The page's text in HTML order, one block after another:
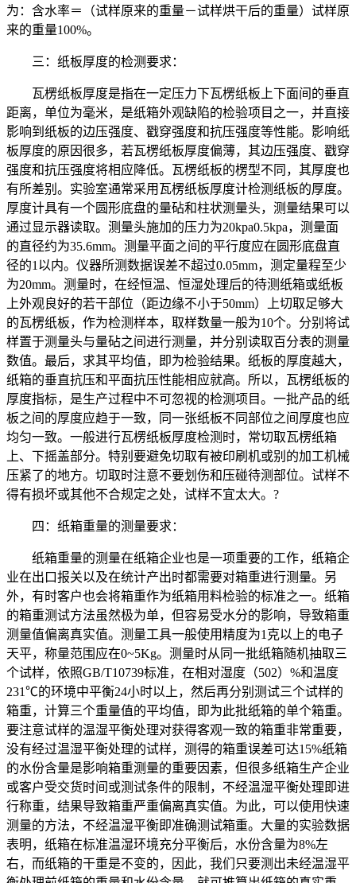
为：含水率＝（试样原来的重量－试样烘干后的重量）试样原
来的重量100%。
三：纸板厚度的检测要求：
瓦楞纸板厚度是指在一定压力下瓦楞纸板上下面间的垂直
距离，单位为毫米，是纸箱外观缺陷的检验项目之一，并直接
影响到纸板的边压强度、戳穿强度和抗压强度等性能。影响纸
板厚度的原因很多，若瓦楞纸板厚度偏薄，其边压强度、戳穿
强度和抗压强度将相应降低。瓦楞纸板的楞型不同，其厚度也
有所差别。实验室通常采用瓦楞纸板厚度计检测纸板的厚度。
厚度计具有一个圆形底盘的量砧和柱状测量头，测量结果可以
通过显示器读取。测量头施加的压力为20kpa0.5kpa，测量面
的直径约为35.6mm。测量平面之间的平行度应在圆形底盘直
径的1以内。仪器所测数据误差不超过0.05mm，测定量程至少
为20mm。测量时，在经恒温、恒湿处理后的待测纸箱或纸板
上外观良好的若干部位（距边缘不小于50mm）上切取足够大
的瓦楞纸板，作为检测样本，取样数量一般为10个。分别将试
样置于测量头与量砧之间进行测量，并分别读取百分表的测量
数值。最后，求其平均值，即为检验结果。纸板的厚度越大，
纸箱的垂直抗压和平面抗压性能相应就高。所以，瓦楞纸板的
厚度指标，是生产过程中不可忽视的检测项目。一批产品的纸
板之间的厚度应趋于一致，同一张纸板不同部位之间厚度也应
均匀一致。一般进行瓦楞纸板厚度检测时，常切取瓦楞纸箱
上、下摇盖部分。特别要避免切取有被印刷机或别的加工机械
压紧了的地方。切取时注意不要划伤和压碰待测部位。试样不
得有损坏或其他不合规定之处，试样不宜太大。?
四：纸箱重量的测量要求：
纸箱重量的测量在纸箱企业也是一项重要的工作，纸箱企
业在出口报关以及在统计产出时都需要对箱重进行测量。另
外，有时客户也会将箱重作为纸箱用料检验的标准之一。纸箱
的箱重测试方法虽然极为单，但容易受水分的影响，导致箱重
测量值偏离真实值。测量工具一般使用精度为1克以上的电子
天平，称量范围应在0~5Kg。测量时从同一批纸箱随机抽取三
个试样，依照GB/T10739标准，在相对湿度（502）%和温度
231℃的环境中平衡24小时以上，然后再分别测试三个试样的
箱重，计算三个重量值的平均值，即为此批纸箱的单个箱重。
要注意试样的温湿平衡处理对获得客观一致的箱重非常重要，
没有经过温湿平衡处理的试样，测得的箱重误差可达15%纸箱
的水份含量是影响箱重测量的重要因素，但很多纸箱生产企业
或客户受交货时间或测试条件的限制，不经温湿平衡处理即进
行称重，结果导致箱重严重偏离真实值。为此，可以使用快速
测量的方法，不经温湿平衡即准确测试箱重。大量的实验数据
表明，纸箱在标准温湿环境充分平衡后，水份含量为8%左
右，而纸箱的干重是不变的，因此，我们只要测出未经温湿平